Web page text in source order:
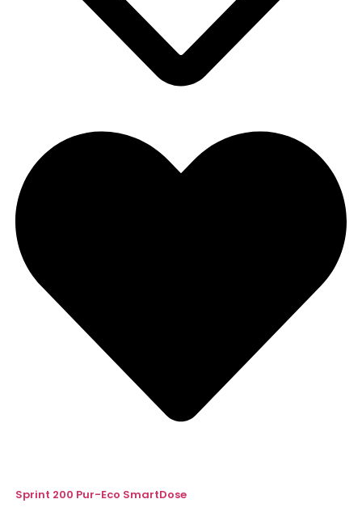
Sprint 200 Pur-Eco SmartDose